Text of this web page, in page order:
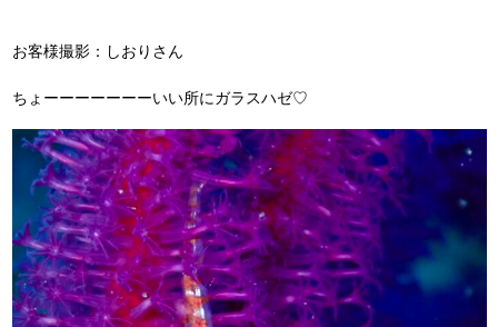
お客様撮影：しおりさん
ちょーーーーーーーいい所にガラスハゼ♡